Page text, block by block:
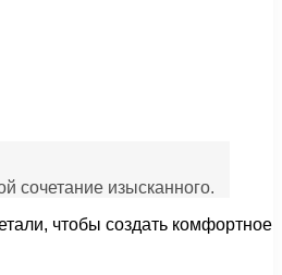
сочетание изысканного.
чтобы создать комфортное